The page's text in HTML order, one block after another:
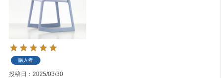
購入者
投稿日 2025/03/30